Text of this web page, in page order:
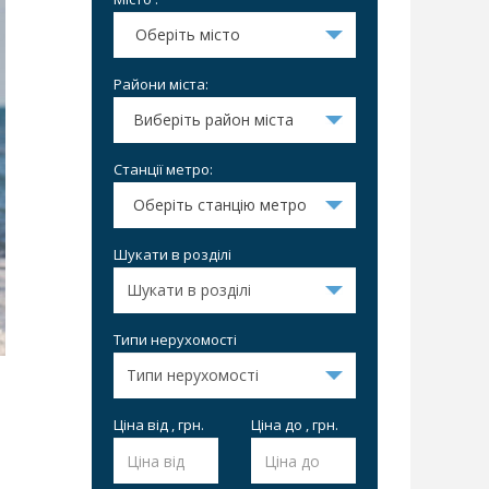
Оберіть місто
Райони міста:
Виберіть район міста
Станції метро:
Оберіть станцію метро
Шукати в розділі
Типи нерухомості
Ціна від , грн. Ціна до , грн.